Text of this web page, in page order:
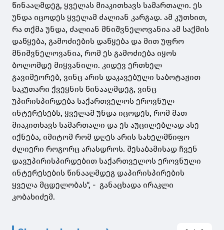
წინააღმდეგ, ყველას მიაკითხავს სამართალი. ეს
უნდა იცოდეს ყველამ ძალიან კარგად. ამ კუთხით,
რა თქმა უნდა, ძალიან მნიშვნელოვანია ამ საქმის
დაწყება, გამოძიების დაწყება და მით უფრო
მნიშვნელოვანია, რომ ეს გამოძიება იყოს
ბოლომდე მიყვანილი. კიდევ ერთხელ
გავიმეორებ, ვინც არის დაკავებული საბოტაჟით
საკუთარი ქვეყნის წინააღმდეგ, ვინც
უპირისპირდება საქართველოს ეროვნულ
ინტერესებს, ყველამ უნდა იცოდეს, რომ მათ
მიაკითხავს სამართალი და ეს აუცილებლად ასე
იქნება, იმიტომ რომ დღეს არის სახელმწიფო
ძლიერი როგორც არასდროს. შესაბამისად ჩვენ
დავუპირისპირდებით საქართველოს ეროვნული
ინტერესების წინააღმდეგ დაპირისპირების
ყველა მცდელობას“, - განაცხადა ირაკლი
კობახიძემ.